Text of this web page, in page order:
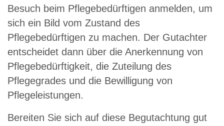
Besuch beim Pflegebedürftigen anmelden, um
sich ein Bild vom Zustand des
Pflegebedürftigen zu machen. Der Gutachter
entscheidet dann über die Anerkennung von
Pflegebedürftigkeit, die Zuteilung des
Pflegegrades und die Bewilligung von
Pflegeleistungen.
Bereiten Sie sich auf diese Begutachtung gut